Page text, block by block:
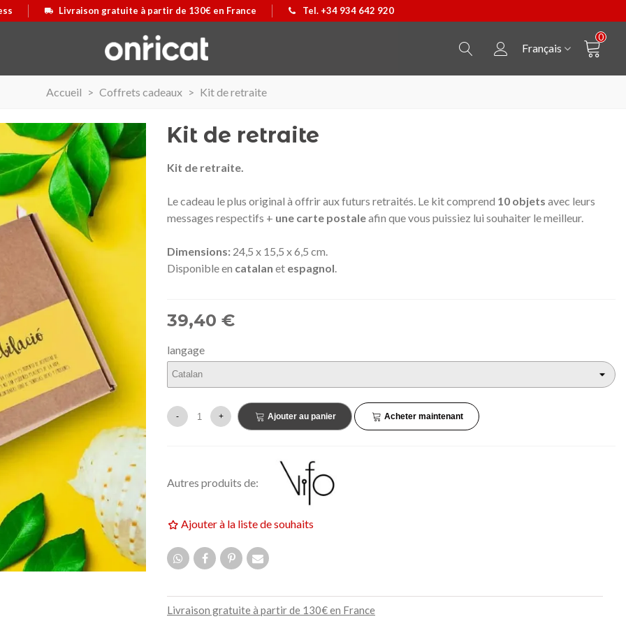
Livraison gratuite à partir de 130€ en France Tel. +34 934 642 920
Français
0
Accueil > Coffrets cadeaux > Kit de retraite
Kit de retraite
Kit de retraite.
Le cadeau le plus original à offrir aux futurs retraités. Le kit comprend 10 objets avec leurs
messages respectifs + une carte postaleafin que vous puissiez lui souhaiter le meilleur.
Dimensions: 24,5 x 15,5 x 6,5 cm.
Disponible en catalan et espagnol.
39,40 €
langage
- + Ajouter au panier Acheter maintenant
Autres produits de:
Ajouter à la liste de souhaits
Livraison gratuite à partir de 130€ en France
159,00 €
NEUF